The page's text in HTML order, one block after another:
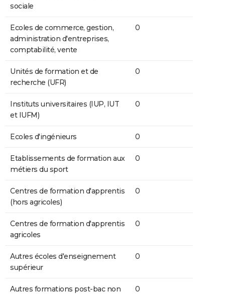
sociale
Ecoles de commerce, gestion,
administration d'entreprises,
comptabilité, vente
0
Unités de formation et de
recherche (UFR)
0
Instituts universitaires (IUP, IUT
et IUFM)
0
Ecoles d'ingénieurs 0
Etablissements de formation aux
métiers du sport
0
Centres de formation d'apprentis
(hors agricoles)
0
Centres de formation d'apprentis
agricoles
0
Autres écoles d'enseignement
supérieur
0
Autres formations post-bac non
0